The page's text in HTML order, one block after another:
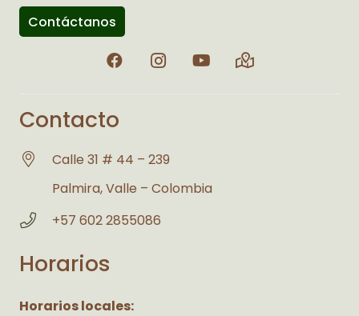
Contáctanos
Contacto
Calle 31 # 44 – 239
Palmira, Valle – Colombia
+57 602 2855086
Horarios
Horarios locales: